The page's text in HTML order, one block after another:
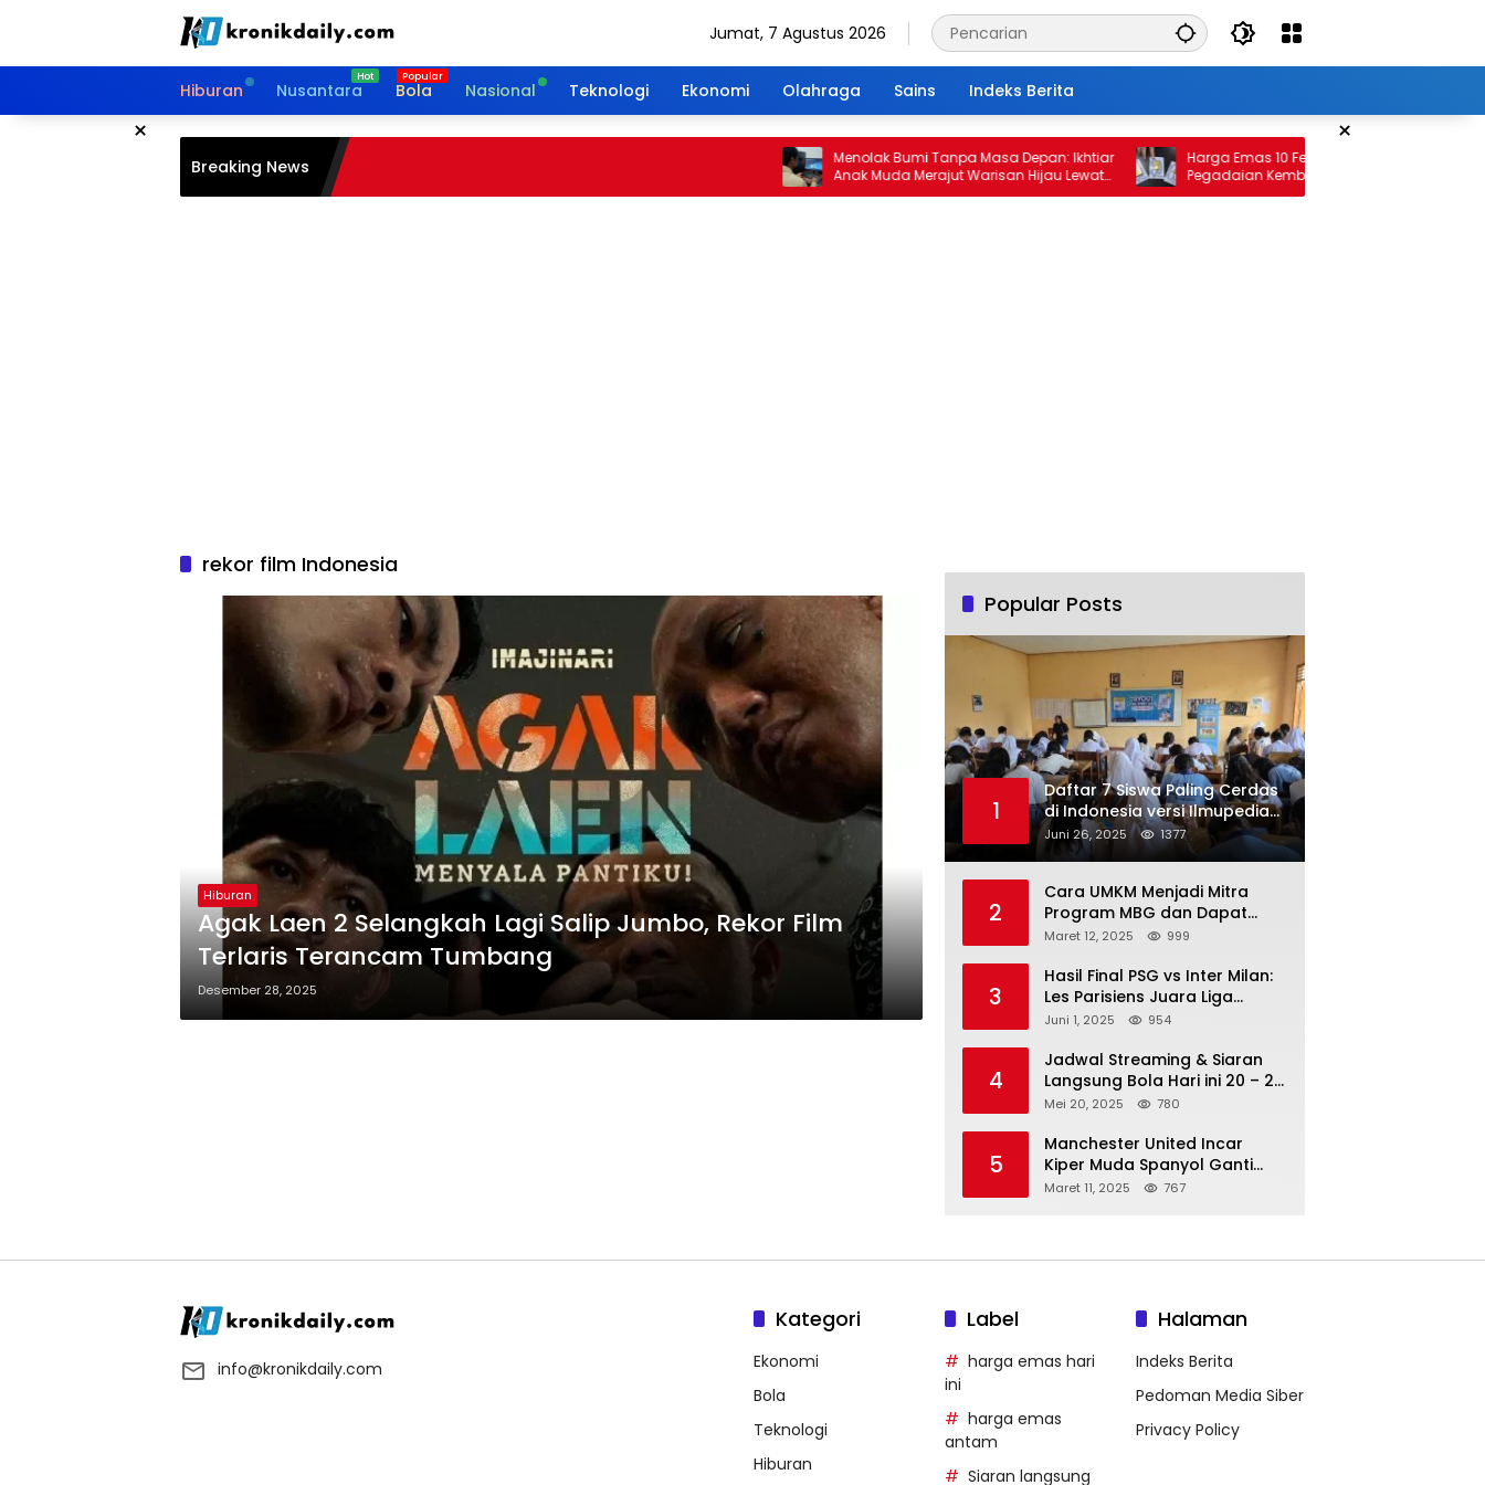
Jumat, 7 Agustus 2026
Hiburan Nusantara Bola Nasional Teknologi Ekonomi Olahraga Sains Indeks Berita
× ×
Breaking News
Menolak Bumi Tanpa Masa Depan: Ikhtiar
Anak Muda Merajut Warisan Hijau Lewat
Portal Waktu
Harga Emas 10 Februari 2026: Antam dan
Pegadaian Kembali Melonjak
rekor film Indonesia
Hiburan
Agak Laen 2 Selangkah Lagi Salip Jumbo, Rekor Film
Terlaris Terancam Tumbang
Desember 28, 2025
Popular Posts
1
Daftar 7 Siswa Paling Cerdas
di Indonesia versi Ilmupedia
Tryout UTBK 2025
Juni 26, 2025 1377
2
Cara UMKM Menjadi Mitra
Program MBG dan Dapat
Modal Hingga Rp500 Juta
Maret 12, 2025 999
3
Hasil Final PSG vs Inter Milan:
Les Parisiens Juara Liga
Champions 2025 usai Bantai il
Juni 1, 2025 954
4
Jadwal Streaming & Siaran
Langsung Bola Hari ini 20 – 21
Mei 2025: Manchester City vs
Mei 20, 2025 780
5
Manchester United Incar
Kiper Muda Spanyol Ganti
Andre Onana
Maret 11, 2025 767
info@kronikdaily.com
Kategori
Ekonomi
Bola
Teknologi
Hiburan
Label
harga emas hari
ini
harga emas
antam
Siaran langsung
Halaman
Indeks Berita
Pedoman Media Siber
Privacy Policy